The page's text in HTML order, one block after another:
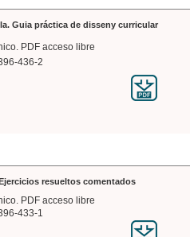
Guia práctica de disseny curricular
PDF acceso libre
436-2
resueltos comentados
PDF acceso libre
433-1